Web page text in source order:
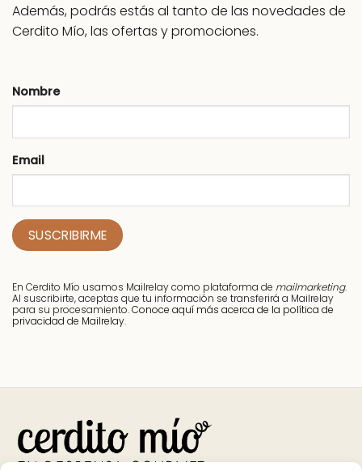
de
producto
Además, podrás estás al tanto de las novedades de
Cerdito Mío, las ofertas y promociones.
Nombre
Email
En Cerdito Mío usamos Mailrelay como plataforma de mailmarketing.
Al suscribirte, aceptas que tu información se transferirá a Mailrelay
para su procesamiento.Conoce aquí más acerca de la política de
privacidad de Mailrelay.